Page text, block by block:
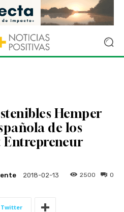
Hemper
de los
Entrepreneur
2018-02-13 0
2500
Twitter